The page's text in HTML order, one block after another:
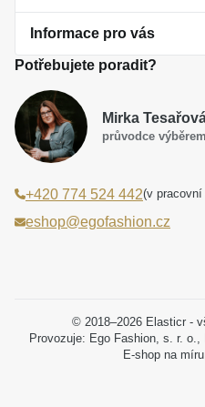
O perlách
Jak vybrat perlový šperk
Dárková inspirace
Smaltované a korálkové šperky
Laboratorní diamanty jsou
Jak správně pečovat o šperky
Informace pro vás
Obchodní podmínky
Reklamační řád
Poučení o právu na odstoupení
Podmínky slev a akčních
Projekt registrace ochranné
Potřebujete poradit?
Mirka
průvodce
+420 774 524 442(v pracovní
eshop@egofashion.cz
© 2018–2026 Elasticr -
Provozuje: Ego Fashion, s. r. o.,
E-shop na